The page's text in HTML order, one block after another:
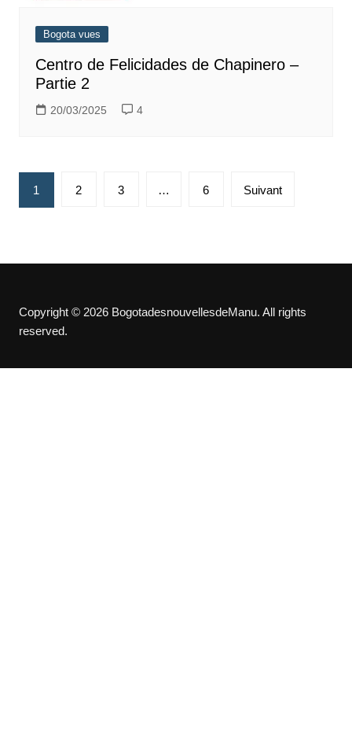
Bogota vues
Centro de Felicidades de Chapinero –
Partie 2
20/03/2025 4
Pagination
des
1 2 3 … 6 Suivant
Copyright © 2026 BogotadesnouvellesdeManu. All rights
reserved.